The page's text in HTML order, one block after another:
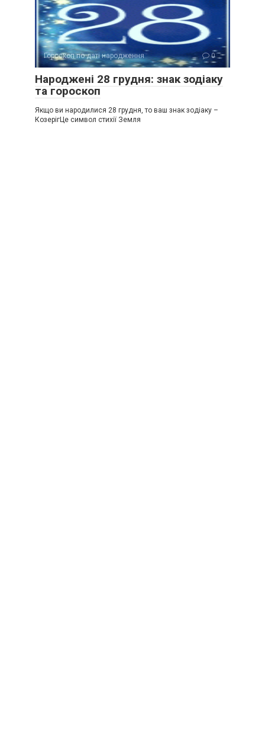
Гороскоп по даті народження 0
Народжені 28 грудня: знак зодіаку
та гороскоп
Якщо ви народилися 28 грудня, то ваш знак зодіаку –
КозерігЦе символ стихії Земля